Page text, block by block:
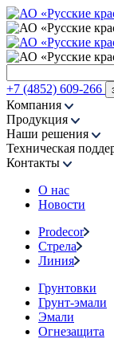
+7 (4852) 609-266
Компания
Продукция
Наши решения
Техническая
Контакты
О нас
Новости
Prodecor
Стрела
Линия
Грунтовки
Грунт-эмали
Эмали
Огнезащита